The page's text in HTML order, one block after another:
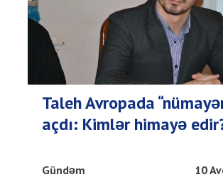
Taleh Avropada
açdı: Kimlər himayə
Gündəm 10